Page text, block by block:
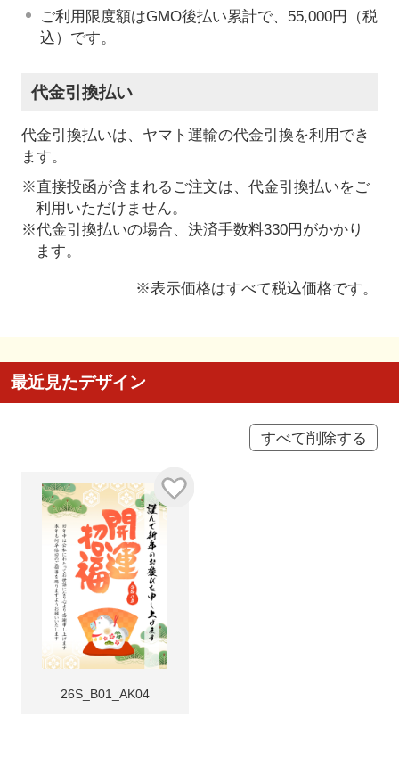
ご利用限度額はGMO後払い累計で、55,000円（税
込）です。
代金引換払い
代金引換払いは、ヤマト運輸の代金引換を利用でき
ます。
※直接投函が含まれるご注文は、代金引換払いをご
利用いただけません。
※代金引換払いの場合、決済手数料330円がかかり
ます。
※表示価格はすべて税込価格です。
最近見たデザイン
すべて削除する
26S_B01_AK04